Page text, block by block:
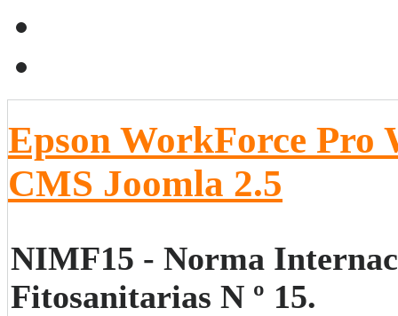
Epson WorkForce Pro
CMS Joomla 2.5
NIMF15 - Norma
Fitosanitarias N º 15.